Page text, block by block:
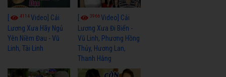
4114Video] Cải
Lương Xưa Hãy Ngủ
Yên Niềm Đau - Vũ
Linh, Tài Linh
3966Video] Cải
Lương Xưa Đi Biển -
Vũ Linh, Phương Hồng
Thủy, Hương Lan,
Thanh Hằng